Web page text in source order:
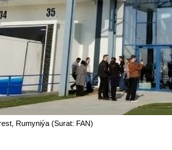
Rumyniýa (Surat: FAN)